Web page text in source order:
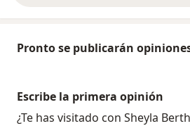
Pronto se publicarán
Escribe la primera opinión
¿Te has visitado con Sheyla